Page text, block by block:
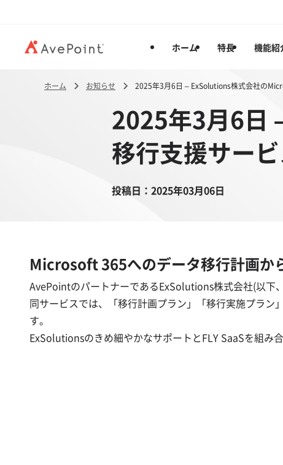
ホーム 特長 機能紹
ホーム お知らせ 2025年3月6日 – ExSolutions株式会社の
2025年3月6日
移行支援サー
投稿日： 2025年03月06日
Microsoft 365へのデータ移行計画か
AvePointのパートナーであるExSolutions株式会社(以下
同サービスでは、「移行計画プラン」「移行実施プラ
す。
ExSolutionsのきめ細やかなサポートとFLY SaaSを組み